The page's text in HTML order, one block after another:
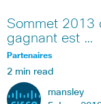
Sommet 2013
gagnant est …
Partenaires
2 min read
mansley